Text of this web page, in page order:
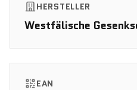
HERSTELLER
Westfälische
EAN